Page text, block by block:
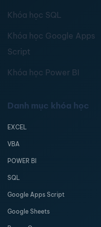
Khóa học SQL
Khóa học Google Apps
Script
Khóa học Power BI
Danh mục khóa học
EXCEL
VBA
POWER BI
SQL
Google Apps Script
Google Sheets